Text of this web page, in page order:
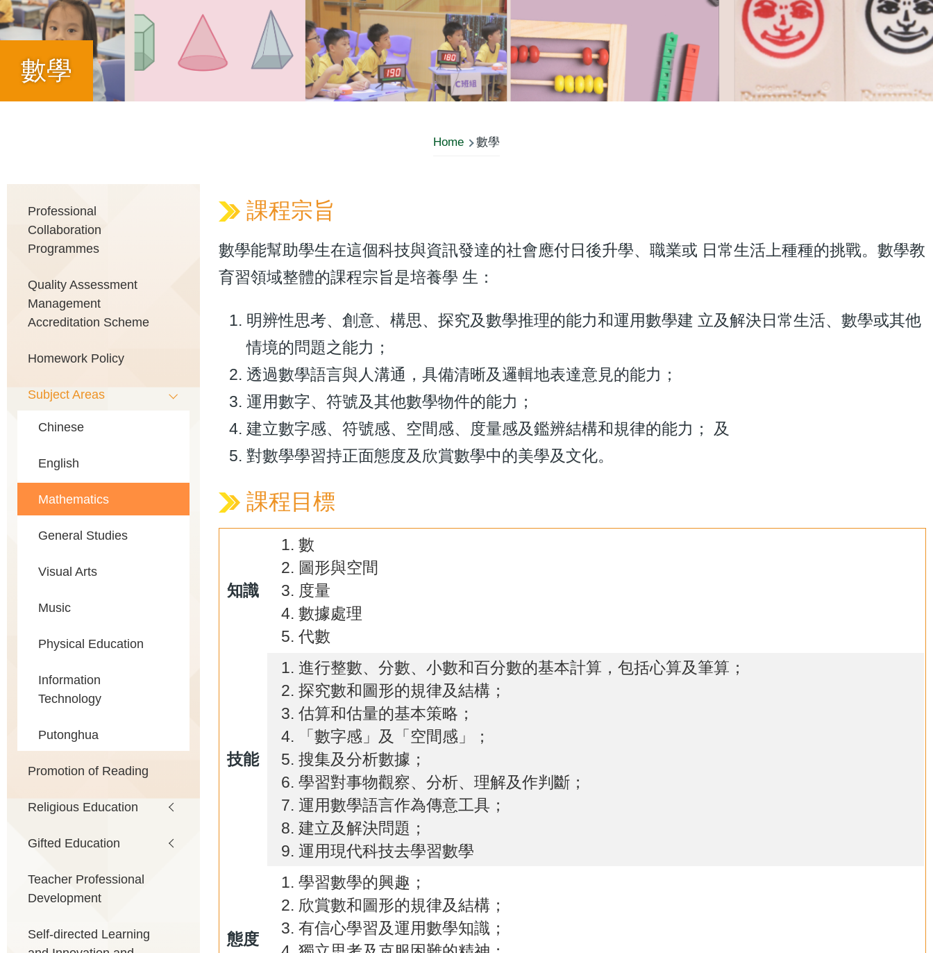
數學
Home 數學
課程宗旨
數學能幫助學生在這個科技與資訊發達的社會應付日後升學、職業或 日常生活上種種的挑戰。數學教
育習領域整體的課程宗旨是培養學 生：
明辨性思考、創意、構思、探究及數學推理的能力和運用數學建 立及解決日常生活、數學或其他
情境的問題之能力；
透過數學語言與人溝通，具備清晰及邏輯地表達意見的能力；
運用數字、符號及其他數學物件的能力；
建立數字感、符號感、空間感、度量感及鑑辨結構和規律的能力； 及
對數學學習持正面態度及欣賞數學中的美學及文化。
課程目標
知識
數
圖形與空間
度量
數據處理
代數
技能
進行整數、分數、小數和百分數的基本計算，包括心算及筆算；
探究數和圖形的規律及結構；
估算和估量的基本策略；
「數字感」及「空間感」；
搜集及分析數據；
學習對事物觀察、分析、理解及作判斷；
運用數學語言作為傳意工具；
建立及解決問題；
運用現代科技去學習數學
態度
學習數學的興趣；
欣賞數和圖形的規律及結構；
有信心學習及運用數學知識；
Main
navigation
Professional
Collaboration
Programmes
Quality Assessment
Management
Accreditation Scheme
Homework Policy
Subject Areas
Chinese
English
Mathematics
General Studies
Visual Arts
Music
Physical Education
Information
Technology
Putonghua
Promotion of Reading
Religious Education
Gifted Education
Teacher Professional
Development
Self-directed Learning